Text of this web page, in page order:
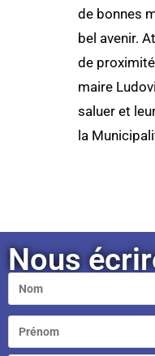
de bonnes
bel avenir.
de
maire
saluer et
la
Nous